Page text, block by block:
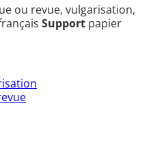
ou revue, vulgarisation,
Support papier